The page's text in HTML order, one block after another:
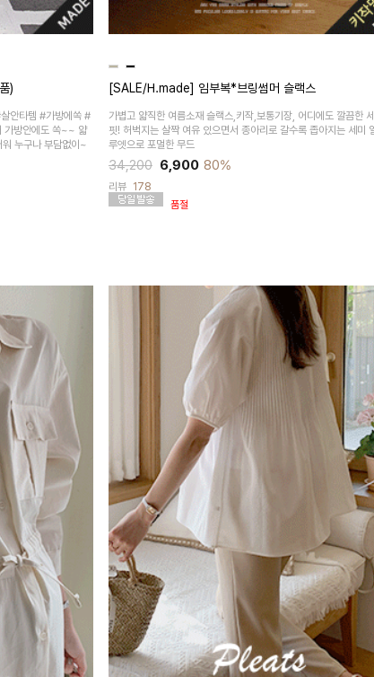
)
안타템 #가방에쏙 #
가방안에도 쏙~~ 얇
누구나 부담없이~
[SALE/H.made] 임부복*브링썸머 슬랙스
가볍고 얇직한 여름소재 슬랙스,키작,보통기장, 어디에도 깔끔한
핏! 허벅지는 살짝 여유 있으면서 종아리로 갈수록 좁아지는 세미
루엣으로 포멀한 무드
34,200 6,900 80%
리뷰 178
품절